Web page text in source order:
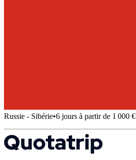
Russie - Sibérie•6 jours à partir de 1 000 €